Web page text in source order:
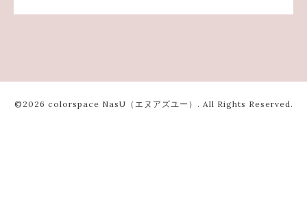
©2026 colorspace NasU（エヌアズユー） . All Rights Reserved.